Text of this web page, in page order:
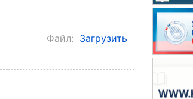
Чудеса и приключения
детям
Файл: Загрузить